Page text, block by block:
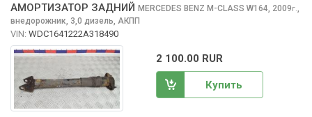
АМОРТИЗАТОР ЗАДНИЙ MERCEDES BENZ M-CLASS W164, 2009г.
внедорожник, 3,0 дизель, АКПП
VIN: WDC1641222A318490
2 100.00 RUR
Купить